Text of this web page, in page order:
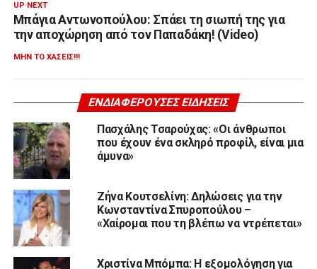
UP NEXT
Μπάγια Αντωνοπούλου: Σπάει τη σιωπή της για
την αποχώρηση από τον Παπαδάκη! (Video)
ΜΗΝ ΤΟ ΧΆΣΕΙΣ!!!
ΕΝΔΙΑΦΈΡΟΥΣΕΣ ΕΙΔΉΣΕΙΣ
Πασχάλης Τσαρούχας: «Οι άνθρωποι
που έχουν ένα σκληρό προφίλ, είναι μια
άμυνα»
Ζήνα Κουτσελίνη: Δηλώσεις για την
Κωνσταντίνα Σπυροπούλου –
«Χαίρομαι που τη βλέπω να ντρέπεται»
Χριστίνα Μπόμπα: Η εξομολόγηση για